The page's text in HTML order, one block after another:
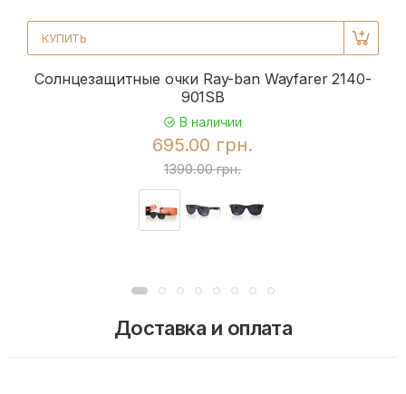
КУПИТЬ
Солнцезащитные очки Ray-ban Wayfarer 2140-
901SB
В наличии
695.00 грн.
1390.00 грн.
Доставка и оплата